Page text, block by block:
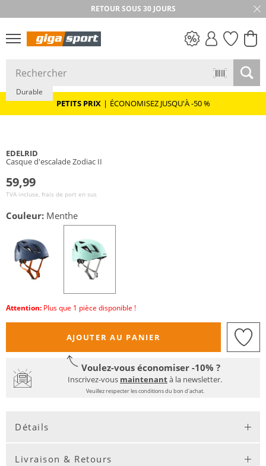
RETOUR SOUS 30 JOURS
PETITS PRIX
PETITS PRIX | ÉCONOMISEZ JUSQU'À -50 %
Durable
EDELRID
Casque d'escalade Zodiac II
59,99
TVA incluse, frais de port en sus
Couleur: Menthe
Attention: Plus que 1 pièce disponible !
AJOUTER AU PANIER
Voulez-vous économiser -10% ?
Inscrivez-vous maintenantà la newsletter.
Veuillez respecter les conditions du bon d'achat.
Détails
Livraison & Retours